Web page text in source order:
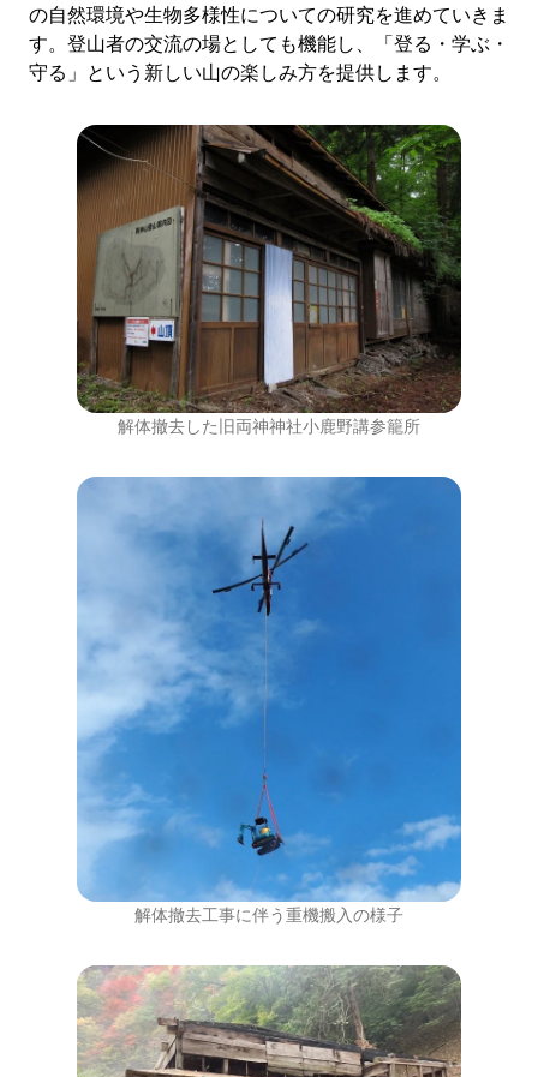
の自然環境や生物多様性についての研究を進めていきま
す。登山者の交流の場としても機能し、「登る・学ぶ・
守る」という新しい山の楽しみ方を提供します。
解体撤去した旧両神神社小鹿野講参籠所
解体撤去工事に伴う重機搬入の様子